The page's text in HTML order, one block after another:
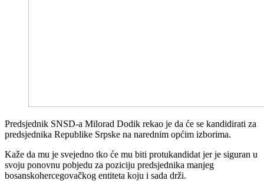
Predsjednik SNSD-a Milorad Dodik rekao je da će se kandidirati za
predsjednika Republike Srpske na narednim općim izborima.
Kaže da mu je svejedno tko će mu biti protukandidat jer je siguran u
svoju ponovnu pobjedu za poziciju predsjednika manjeg
bosanskohercegovačkog entiteta koju i sada drži.